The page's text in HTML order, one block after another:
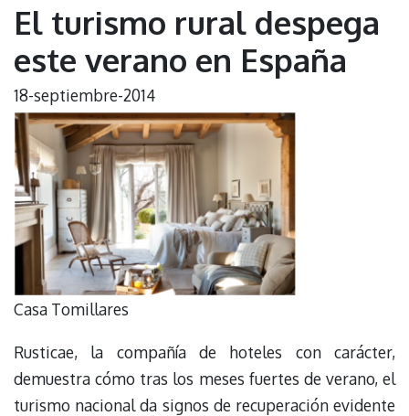
El turismo rural despega
este verano en España
18-septiembre-2014
Casa Tomillares
Rusticae, la compañía de hoteles con carácter,
demuestra cómo tras los meses fuertes de verano, el
turismo nacional da signos de recuperación evidente